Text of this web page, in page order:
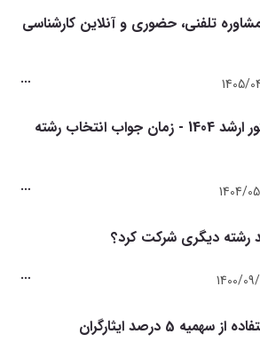
تلفنی، حضوری و آنلاین کارشناسی
1405/
اعلام نتایج نهایی کنکور ارشد 1404 - زمان جواب انتخاب رشته
1404/
رشته دیگری شرکت کرد؟
1400/
5 درصد ایثارگران